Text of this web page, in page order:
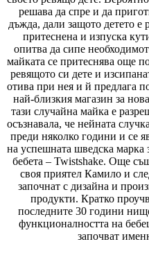
решава да спре и да
дъжда, дали защото детето е
притеснена и изпуска
опитва да сипе
майката се притеснява още
ревящото си дете и
отива при нея и й предлага
най-близкия магазин за
тази случайна майка е
осъзнавала, че нейната
преди няколко години и се
на успешната шведска марка
бебета – Twistshake. Още
своя приятел Камило и
започнат с дизайна и
продукти. Кратко
последните 30 години
функционалността на
започват